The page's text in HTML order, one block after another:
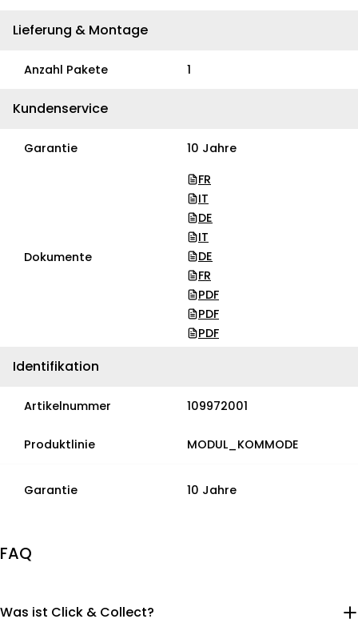
Lieferung & Montage
Anzahl Pakete 1
Kundenservice
Garantie 10 Jahre
Dokumente
FR
IT
DE
IT
DE
FR
PDF
PDF
PDF
Identifikation
Artikelnummer 109972001
Produktlinie MODUL_KOMMODE
Garantie 10 Jahre
FAQ
Was ist Click & Collect?